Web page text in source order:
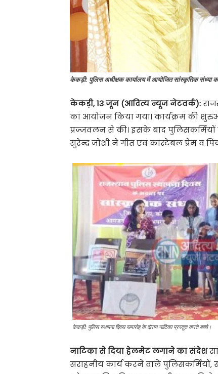
केकड़ी: पुलिस अधीक्षक कार्यालय में आयोजित सांस्कृतिक संध्या
केकड़ी, 13 जून (आदित्य न्यूज नेटवर्क):
का आयोजन किया गया। कार्यक्रम की
प्रज्जवलन से की। इसके बाद
सुरेन्द्र जोशी ने गीत एवं कांस्टेबल प्रेम व
केकड़ी: पुलिस स्थापना दिवस समारोह के दौरान नाटिका प्रस्तुत करते बच्चे।
नाटिका से दिया हेलमेट लगाने का संदेश
सराहनीय कार्य करने वाले पुलिसकर्मियों,